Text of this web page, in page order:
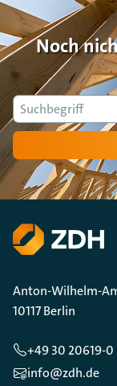
Noch
Suche
Anton-Wilhelm-
10117 Berlin
+49 30 20619-0
info@zdh.de